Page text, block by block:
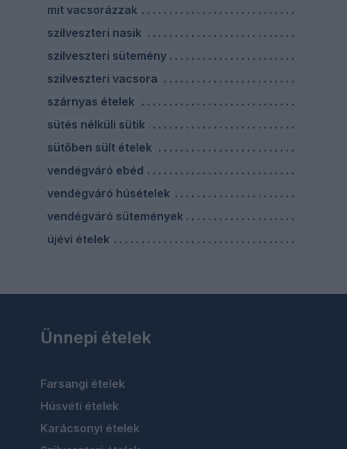
mit vacsorázzak
szilveszteri nasik
szilveszteri sütemény
szilveszteri vacsora
szárnyas ételek
sütés nélküli sütik
sütőben sült ételek
vendégváró ebéd
vendégváró húsételek
vendégváró sütemények
újévi ételek
Ünnepi ételek
Farsangi ételek
Húsvéti ételek
Karácsonyi ételek